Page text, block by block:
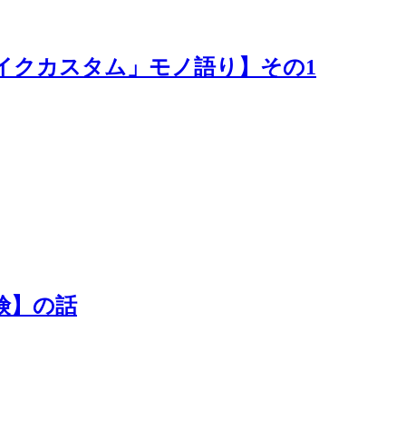
クカスタム」モノ語り】その1
】の話